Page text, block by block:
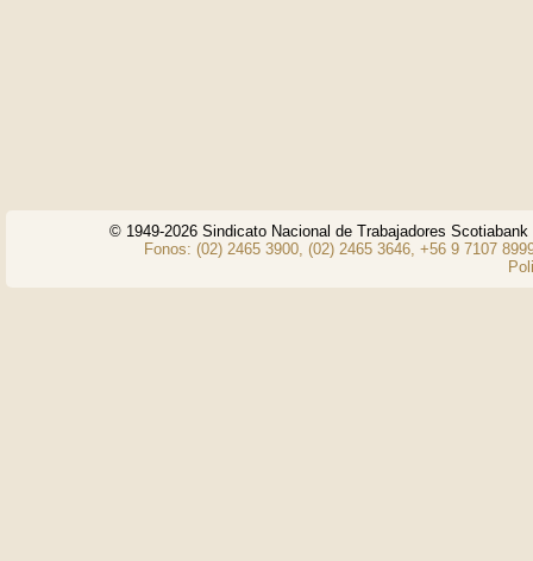
© 1949-2026 Sindicato Nacional de Trabajadores
Fonos: (02) 2465 3900, (02) 2465 3646, +56 9 7107